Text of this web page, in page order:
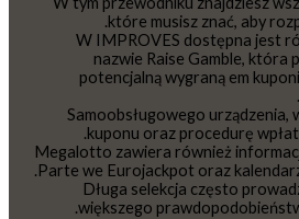
które musisz znać, aby
W IMPROVES dostępna jest
nazwie Raise Gamble, która
potencjalną wygraną em
Samoobsługowego urządzenia,
kuponu oraz procedurę
Megalotto zawiera również
Parte we Eurojackpot oraz
Długa selekcja często
większego